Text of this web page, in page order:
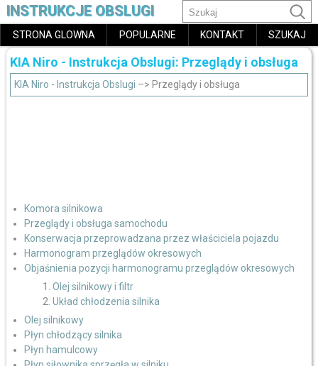
INSTRUKCJE OBSLUGI
STRONA GLOWNA POPULARNE KONTAKT SZUKAJ
KIA Niro - Instrukcja Obslugi: Przeglądy i obsługa
KIA Niro - Instrukcja Obslugi –> Przeglądy i obsługa
Komora silnikowa
Przeglądy i obsługa samochodu
Konserwacja przeprowadzana przez właściciela pojazdu
Harmonogram przeglądów okresowych
Objaśnienia pozycji harmonogramu przeglądów okresowych
Olej silnikowy i filtr
Układ chłodzenia silnika
Olej silnikowy
Płyn chłodzący silnika
Płyn hamulcowy